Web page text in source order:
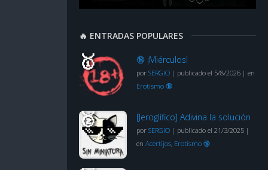
🔥 ENTRADAS POPULARES
🔞 ¡Miérculos!
por SERGIO | publicado el 5/8/2026 | en
Erotismo 🔞
[Jeroglífico] Adivina la solución
por SERGIO | publicado el 21/3/2025 |
en Acertijos, Erotismo 🔞